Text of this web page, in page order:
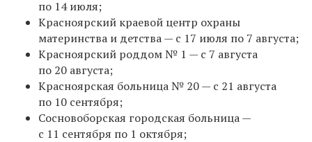
по 14 июля;
Красноярский краевой центр охраны
материнства и детства — с 17 июля по 7 августа;
Красноярский роддом № 1 — с 7 августа
по 20 августа;
Красноярская больница № 20 — с 21 августа
по 10 сентября;
Сосновоборская городская больница —
с 11 сентября по 1 октября;